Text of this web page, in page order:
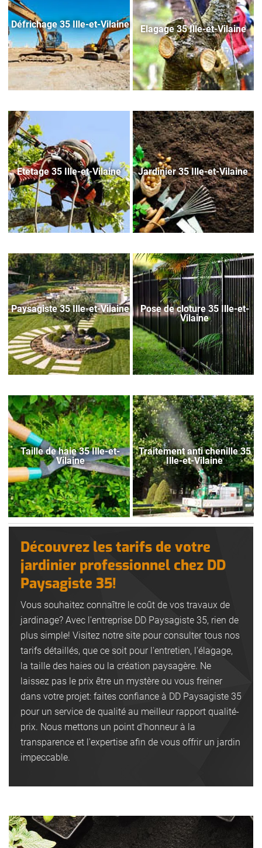
Défrichage 35 Ille-et-Vilaine Elagage 35 Ille-et-Vilaine
Etetage 35 Ille-et-Vilaine Jardinier 35 Ille-et-Vilaine
Paysagiste 35 Ille-et-Vilaine
Pose de cloture 35 Ille-et-
Vilaine
Taille de haie 35 Ille-et-
Vilaine
Traitement anti chenille 35
Ille-et-Vilaine
Découvrez les tarifs de votre
jardinier professionnel chez DD
Paysagiste 35!
Vous souhaitez connaître le coût de vos travaux de
jardinage? Avec l'entreprise DD Paysagiste 35, rien de
plus simple! Visitez notre site pour consulter tous nos
tarifs détaillés, que ce soit pour l'entretien, l'élagage,
la taille des haies ou la création paysagère. Ne
laissez pas le prix être un mystère ou vous freiner
dans votre projet: faites confiance à DD Paysagiste 35
pour un service de qualité au meilleur rapport qualité-
prix. Nous mettons un point d'honneur à la
transparence et l'expertise afin de vous offrir un jardin
impeccable.